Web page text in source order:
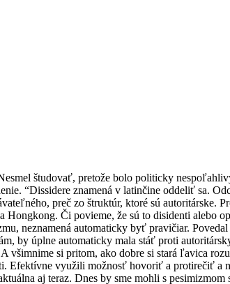
študovať, pretože bolo politicky
“Dissidere znamená v latinčine oddeliť sa.
preč zo štruktúr, ktoré sú autoritárske.
Hongkong. Či povieme, že sú to disidenti
neznamená automaticky byť pravičiar.
by úplne automaticky mala stáť proti
všimnime si pritom, ako dobre si stará ľavica
Efektívne využili možnosť hovoriť a protirečiť a
aj teraz. Dnes by sme mohli s